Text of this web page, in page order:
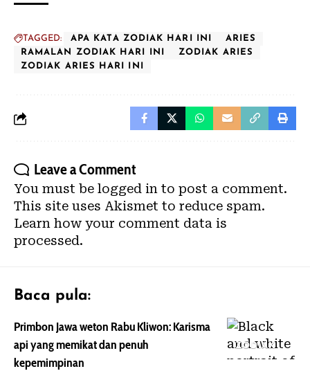
TAGGED: APA KATA ZODIAK HARI INI
ARIES
RAMALAN ZODIAK HARI INI
ZODIAK ARIES
ZODIAK ARIES HARI INI
Leave a Comment
You must be logged in to post a comment.
This site uses Akismet to reduce spam.
Learn how your comment data is
processed.
Baca pula:
ZODIAK
Primbon Jawa weton Rabu Kliwon: Karisma
api yang memikat dan penuh
kepemimpinan